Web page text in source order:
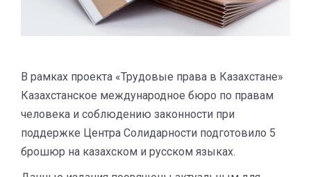
В рамках проекта «Трудовые права в Казахстане»
Казахстанское международное бюро по правам
человека и соблюдению законности при
поддержке Центра Солидарности подготовило 5
брошюр на казахском и русском языках.